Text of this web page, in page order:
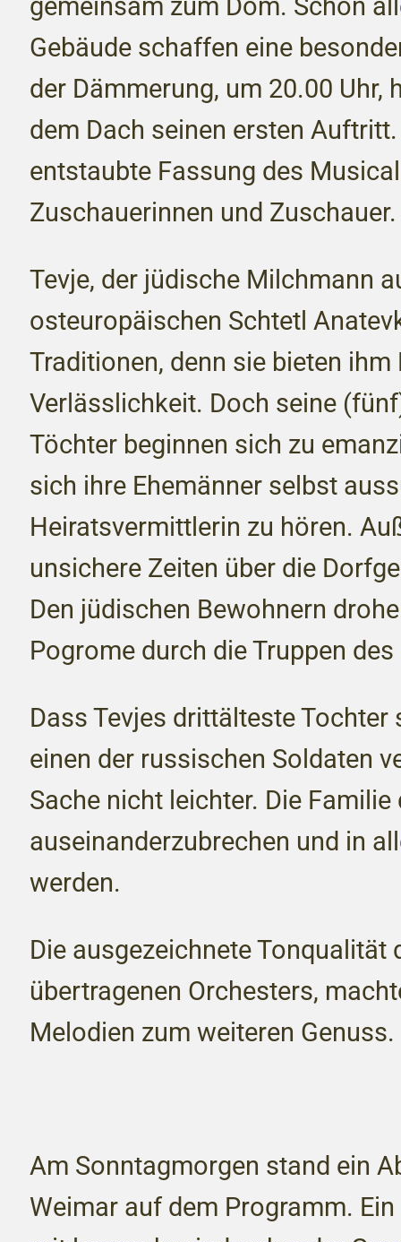
gemeinsam zum Dom. Schon
Gebäude schaffen eine
der Dämmerung, um 20.00 Uhr,
dem Dach seinen ersten
entstaubte Fassung des
Zuschauerinnen und
Tevje, der jüdische Milchmann
osteuropäischen Schtetl
Traditionen, denn sie bieten ihm
Verlässlichkeit. Doch seine
Töchter beginnen sich zu
sich ihre Ehemänner selbst
Heiratsvermittlerin zu hören.
unsichere Zeiten über die
Den jüdischen Bewohnern
Pogrome durch die Truppen
Dass Tevjes drittälteste
einen der russischen Soldaten
Sache nicht leichter. Die Familie
auseinanderzubrechen und in
werden.
Die ausgezeichnete Tonqualität
übertragenen Orchesters,
Melodien zum weiteren Genuss.
Am Sonntagmorgen stand ein
Weimar auf dem Programm.